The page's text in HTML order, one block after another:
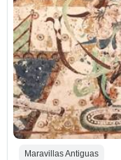
Maravillas Antiguas